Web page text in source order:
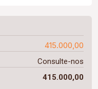
415.000,00
Consulte-nos
415.000,00